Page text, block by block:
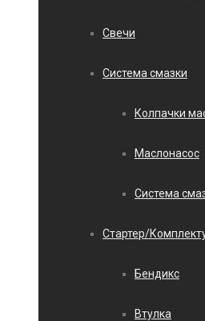
Свечи
Система смазки
Колпачки
Маслонасос
Система
Стартер/
Бендикс
Втулка